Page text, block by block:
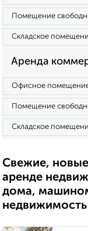
Помещение
Складское
Аренда
Офисное
Помещение
Складское
Свежие,
аренде
дома,